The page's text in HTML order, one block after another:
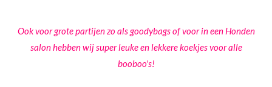
Ook voor grote partijen zo als goodybags of voor in een Honden
salon hebben wij super leuke en lekkere koekjes voor alle
booboo's!